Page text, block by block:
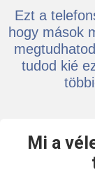
Ezt a
hogy mások
tudod kié
Mi a